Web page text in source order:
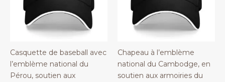
Casquette de baseball avec
l’emblème national du
Pérou, soutien aux
Chapeau à l’emblème
national du Cambodge, en
soutien aux armoiries du